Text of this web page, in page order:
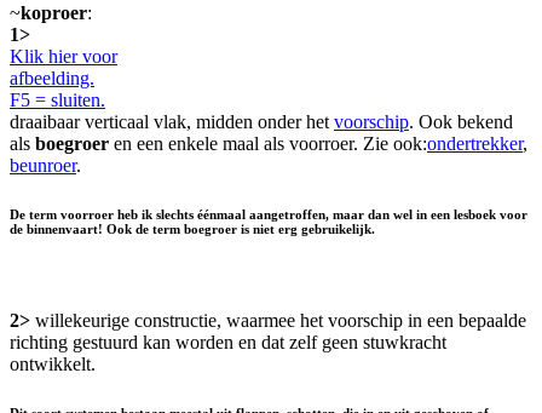
~koproer:
1>
Klik hier voor
afbeelding.
F5 = sluiten.
draaibaar verticaal vlak, midden onder het voorschip. Ook bekend
als boegroer en een enkele maal als voorroer. Zie ook:ondertrekker,
beunroer.
De term voorroer heb ik slechts éénmaal aangetroffen, maar dan wel in een lesboek voor
de binnenvaart! Ook de term boegroer is niet erg gebruikelijk.
2> willekeurige constructie, waarmee het voorschip in een bepaalde
richting gestuurd kan worden en dat zelf geen stuwkracht
ontwikkelt.